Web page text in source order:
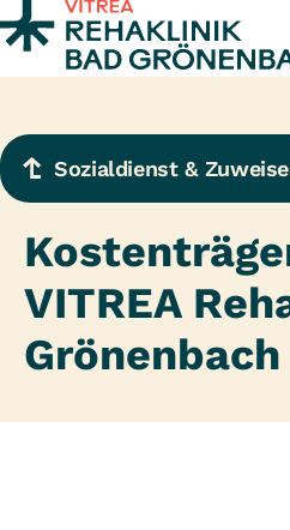
Zum Inhalt springen
Sozialdienst &
VITREA
Grönenbach